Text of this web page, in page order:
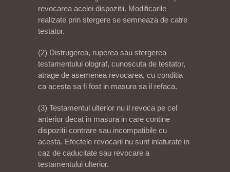
revocarea acelei dispozitii. Modificarile
realizate prin stergere se semneaza de catre
testator.
(2) Distrugerea, ruperea sau stergerea
testamentului olograf, cunoscuta de testator,
atrage de asemenea revocarea, cu conditia
ca acesta sa fi fost in masura sa il refaca.
(3) Testamentul ulterior nu il revoca pe cel
anterior decat in masura in care contine
dispozitii contrare sau incompatibile cu
acesta. Efectele revocarii nu sunt inlaturate in
caz de caducitate sau revocare a
testamentului ulterior.